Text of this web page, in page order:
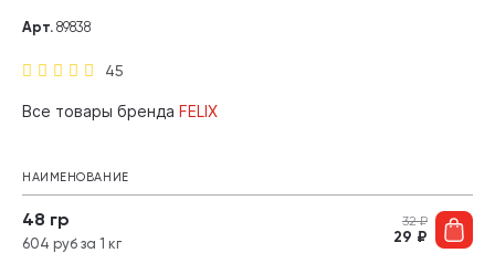
45
Арт. 89838
Все товары бренда FELIX
НАИМЕНОВАНИЕ
48 гр
604 руб за 1 кг
32₽
29 ₽